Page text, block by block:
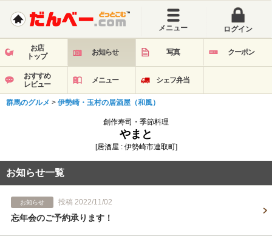
メニュー ログイン
お店
トップ
お知らせ 写真 クーポン
おすすめ
レビュー
メニュー シェフ弁当
群馬のグルメ > 伊勢崎・玉村の居酒屋（和風）
創作寿司・季節料理
やまと
[居酒屋 : 伊勢崎市連取町]
お知らせ一覧
お知らせ 投稿 2022/11/02
忘年会のご予約承ります！